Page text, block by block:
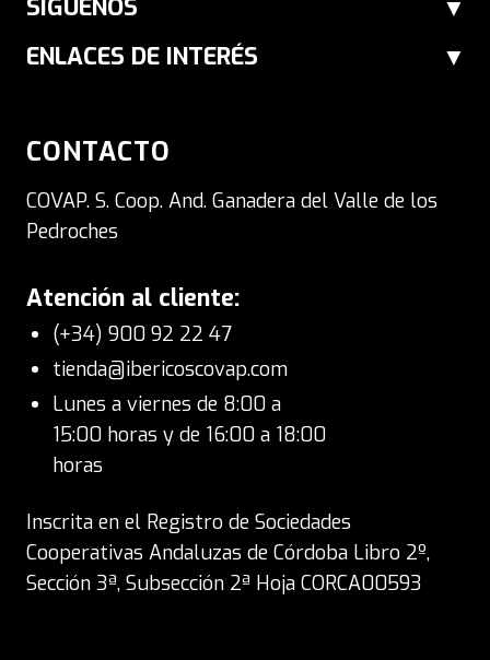
Jamón Ibérico
calidad del jamón ibérico directamente a
tu mesa. Compra jamón ibérico online y
recíbelo en tu casa en 24-48 horas.
Nuestros jamones ibéricos son el regalo
perfecto para los amantes de la
gastronomía española.
SÍGUENOS
ENLACES DE INTERÉS
CONTACTO
COVAP. S. Coop. And. Ganadera del Valle de los
Pedroches
Atención al cliente:
(+34) 900 92 22 47
tienda@ibericoscovap.com
Lunes a viernes de 8:00 a
15:00 horas y de 16:00 a 18:00
horas
Inscrita en el Registro de Sociedades
Cooperativas Andaluzas de Córdoba Libro 2º,
Sección 3ª, Subsección 2ª Hoja CORCA00593